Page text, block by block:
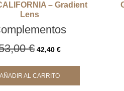
– Gradient
Lens
€ 42,40€
AÑADIR AL CARRITO